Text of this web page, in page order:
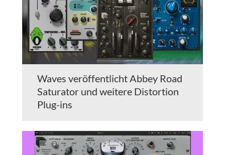
Waves veröffentlicht Abbey Road
Saturator und weitere Distortion
Plug-ins